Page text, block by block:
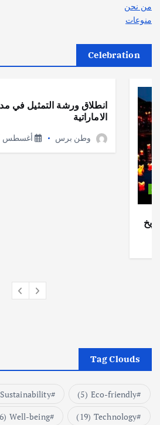
من نحن
منوعات
Celebration
انطلاق ورشة التمثيل في
الاماراتية
وطن برس أغسطس 5, 2026
Tag Clouds
Eco-friendly
(5)
Sustainability
Technology
(19)
Well-being
(6)